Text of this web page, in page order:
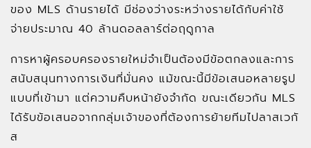
ของ MLS ด้านรายได้ มีช่องว่างระหว่างรายได้กับค่าใช้
จ่ายประมาณ 40 ล้านดอลลาร์ต่อฤดูกาล
การหาผู้ครอบครองรายใหม่จำเป็นต้องมีข้อตกลงและการ
สนับสนุนทางการเงินที่มั่นคง แม้ขณะนี้มีข้อเสนอหลายรูป
แบบที่เข้ามา แต่ความคืบหน้ายังจำกัด ขณะเดียวกัน MLS
ได้รับข้อเสนอจากกลุ่มเจ้าของที่ต้องการย้ายทีมไปลาสเวกั
ส